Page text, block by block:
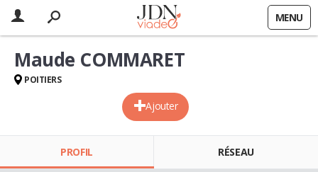
MENU
Ajouter
Maude COMMARET
POITIERS
PROFIL RÉSEAU